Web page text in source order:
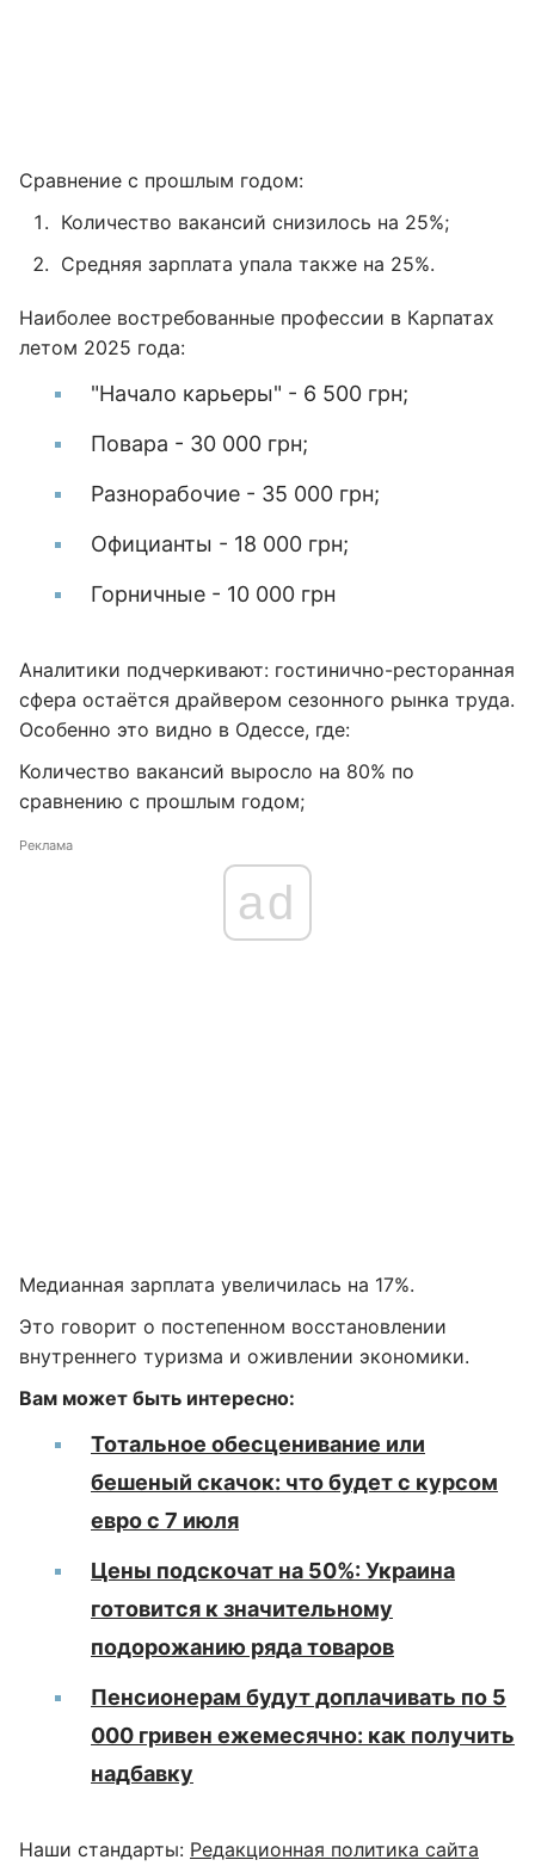
Сравнение с прошлым годом:
Количество вакансий снизилось на 25%;
Средняя зарплата упала также на 25%.
Наиболее востребованные профессии в Карпатах
летом 2025 года:
"Начало карьеры" - 6 500 грн;
Повара - 30 000 грн;
Разнорабочие - 35 000 грн;
Официанты - 18 000 грн;
Горничные - 10 000 грн
Аналитики подчеркивают: гостинично-ресторанная
сфера остаётся драйвером сезонного рынка труда.
Особенно это видно в Одессе, где:
Количество вакансий выросло на 80% по
сравнению с прошлым годом;
Реклама
ad
Медианная зарплата увеличилась на 17%.
Это говорит о постепенном восстановлении
внутреннего туризма и оживлении экономики.
Вам может быть интересно:
Тотальное обесценивание или
бешеный скачок: что будет с курсом
евро с 7 июля
Цены подскочат на 50%: Украина
готовится к значительному
подорожанию ряда товаров
Пенсионерам будут доплачивать по 5
000 гривен ежемесячно: как получить
надбавку
Наши стандарты: Редакционная политика сайта